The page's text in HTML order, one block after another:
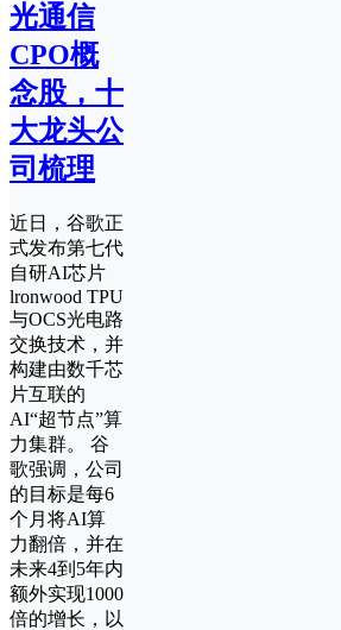
光通信
CPO概
念股，十
大龙头公
司梳理
近日，谷歌正
式发布第七代
自研AI芯片
lronwood TPU
与OCS光电路
交换技术，并
构建由数千芯
片互联的
AI“超节点”算
力集群。 谷
歌强调，公司
的目标是每6
个月将AI算
力翻倍，并在
未来4到5年内
额外实现1000
倍的增长，以